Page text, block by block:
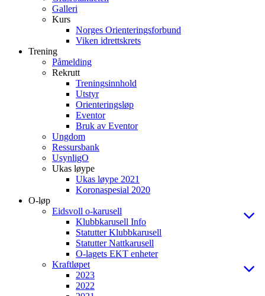
Galleri
Kurs
Norges Orienteringsforbund
Viken idrettskrets
Trening
Påmelding
Rekrutt
Treningsinnhold
Utstyr
Orienteringsløp
Eventor
Bruk av Eventor
Ungdom
Ressursbank
UsynligO
Ukas løype
Ukas løype 2021
Koronaspesial 2020
O-løp
Eidsvoll o-karusell
Klubbkarusell Info
Statutter Klubbkarusell
Statutter Nattkarusell
O-lagets EKT enheter
Kraftløpet
2023
2022